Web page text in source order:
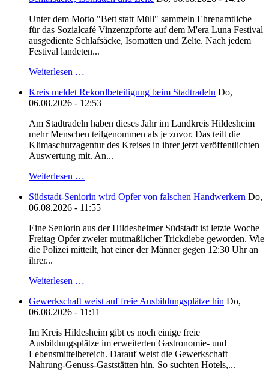
Unter dem Motto "Bett statt Müll" sammeln Ehrenamtliche
für das Sozialcafé Vinzenzpforte auf dem M'era Luna Festival
ausgediente Schlafsäcke, Isomatten und Zelte. Nach jedem
Festival landeten...
Weiterlesen …
Kreis meldet Rekordbeteiligung beim Stadtradeln Do,
06.08.2026 - 12:53
Am Stadtradeln haben dieses Jahr im Landkreis Hildesheim
mehr Menschen teilgenommen als je zuvor. Das teilt die
Klimaschutzagentur des Kreises in ihrer jetzt veröffentlichten
Auswertung mit. An...
Weiterlesen …
Südstadt-Seniorin wird Opfer von falschen Handwerkern Do,
06.08.2026 - 11:55
Eine Seniorin aus der Hildesheimer Südstadt ist letzte Woche
Freitag Opfer zweier mutmaßlicher Trickdiebe geworden. Wie
die Polizei mitteilt, hat einer der Männer gegen 12:30 Uhr an
ihrer...
Weiterlesen …
Gewerkschaft weist auf freie Ausbildungsplätze hin Do,
06.08.2026 - 11:11
Im Kreis Hildesheim gibt es noch einige freie
Ausbildungsplätze im erweiterten Gastronomie- und
Lebensmittelbereich. Darauf weist die Gewerkschaft
Nahrung-Genuss-Gaststätten hin. So suchten Hotels,...